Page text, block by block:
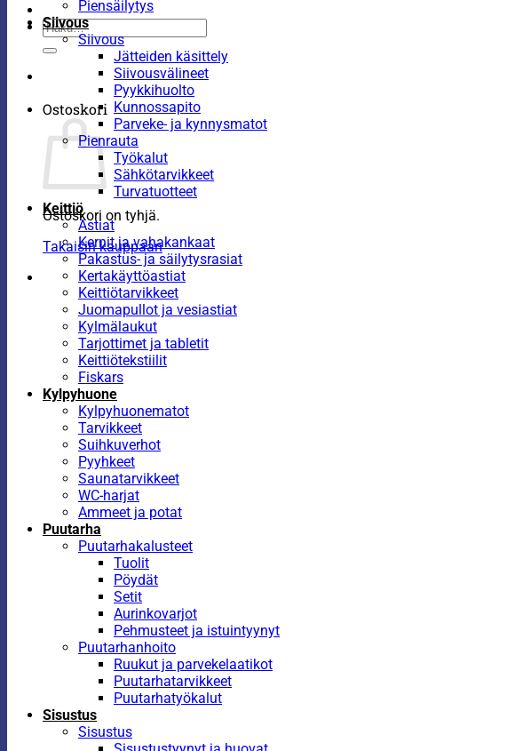
Etsi:
Ostoskori
Ostoskori on tyhjä.
Takaisin kauppaan
Piensäilytys
Siivous
Siivous
Jätteiden käsittely
Siivousvälineet
Pyykkihuolto
Kunnossapito
Parveke- ja kynnysmatot
Pienrauta
Työkalut
Sähkötarvikkeet
Turvatuotteet
Keittiö
Astiat
Kernit ja vahakankaat
Pakastus- ja säilytysrasiat
Kertakäyttöastiat
Keittiötarvikkeet
Juomapullot ja vesiastiat
Kylmälaukut
Tarjottimet ja tabletit
Keittiötekstiilit
Fiskars
Kylpyhuone
Kylpyhuonematot
Tarvikkeet
Suihkuverhot
Pyyhkeet
Saunatarvikkeet
WC-harjat
Ammeet ja potat
Puutarha
Puutarhakalusteet
Tuolit
Pöydät
Setit
Aurinkovarjot
Pehmusteet ja istuintyynyt
Puutarhanhoito
Ruukut ja parvekelaatikot
Puutarhatarvikkeet
Puutarhatyökalut
Sisustus
Sisustus